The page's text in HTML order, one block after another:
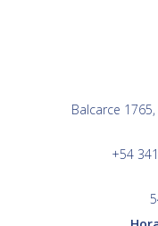
Balcarce
+54